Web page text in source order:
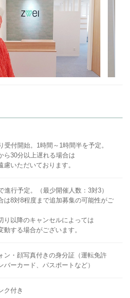
受付開始。1時間～1時間半を予定。
ら30分以上遅れる場合は
いただいております。
進行予定。（最少開催人数：3対3）
は8対8程度まで追加募集の可能性がご
り以降のキャンセルによっては
する場合がございます。
ン・顔写真付きの身分証（運転免許
バーカード、パスポートなど）
ク付き